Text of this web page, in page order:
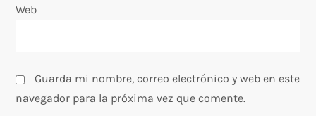
Web
Guarda mi nombre, correo electrónico y web en este
navegador para la próxima vez que comente.